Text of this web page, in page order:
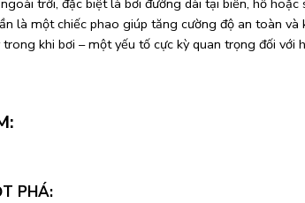
là một chiếc phao giúp tăng cường độ an toàn và
khi bơi – một yếu tố cực kỳ quan trọng đối với
PHÁ: